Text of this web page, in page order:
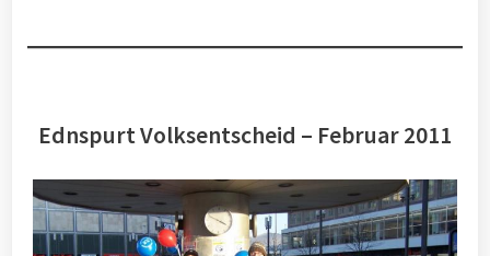
Ednspurt Volksentscheid – Februar 2011